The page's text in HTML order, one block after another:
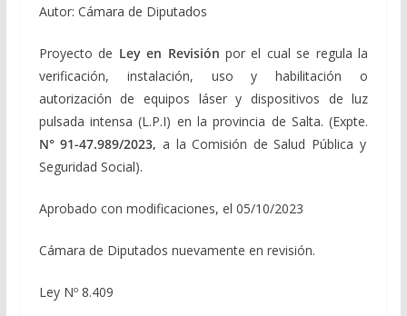
Autor: Cámara de Diputados
Proyecto de Ley en Revisión por el cual se regula la
verificación, instalación, uso y habilitación o
autorización de equipos láser y dispositivos de luz
pulsada intensa (L.P.I) en la provincia de Salta. (Expte.
N° 91-47.989/2023, a la Comisión de Salud Pública y
Seguridad Social).
Aprobado con modificaciones, el 05/10/2023
Cámara de Diputados nuevamente en revisión.
Ley Nº 8.409